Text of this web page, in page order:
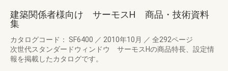
建築関係者様向け サーモスH 商品・技術資料
集
カタログコード： SF6400 ／ 2010年10月 ／ 全292ページ
次世代スタンダードウィンドウ サーモスHの商品特長、設定情
報を掲載したカタログです。